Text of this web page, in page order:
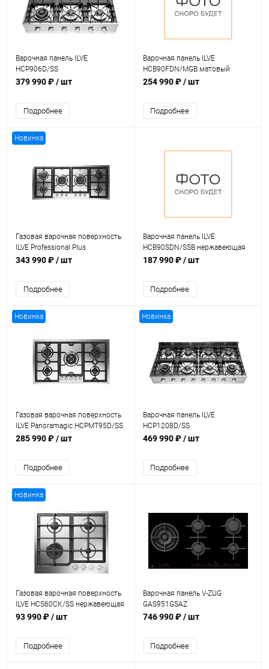
Варочная панель ILVE
HCP906D/SS
379 990 ₽/ шт
Подробнее
Варочная панель ILVE
HCB90FDN/MGB матовый
графит (фурн. бронза)
254 990 ₽/ шт
Подробнее
Новинка
Газовая варочная поверхность
ILVE Professional Plus
HCPT125DD/SS
343 990 ₽/ шт
Подробнее
Варочная панель ILVE
HCB90SDN/SSB нержавеющая
сталь (фурн. бронза)
187 990 ₽/ шт
Подробнее
Новинка
Газовая варочная поверхность
ILVE Panoramagic HCPMT95D/SS
285 990 ₽/ шт
Подробнее
Новинка
Варочная панель ILVE
HCP1208D/SS
469 990 ₽/ шт
Подробнее
Новинка
Газовая варочная поверхность
ILVE HCS60CK/SS нержавеющая
сталь (фурн. сатинированная
93 990 ₽/ шт
Подробнее
Варочная панель V-ZUG
GAS951GSAZ
746 990 ₽/ шт
Подробнее